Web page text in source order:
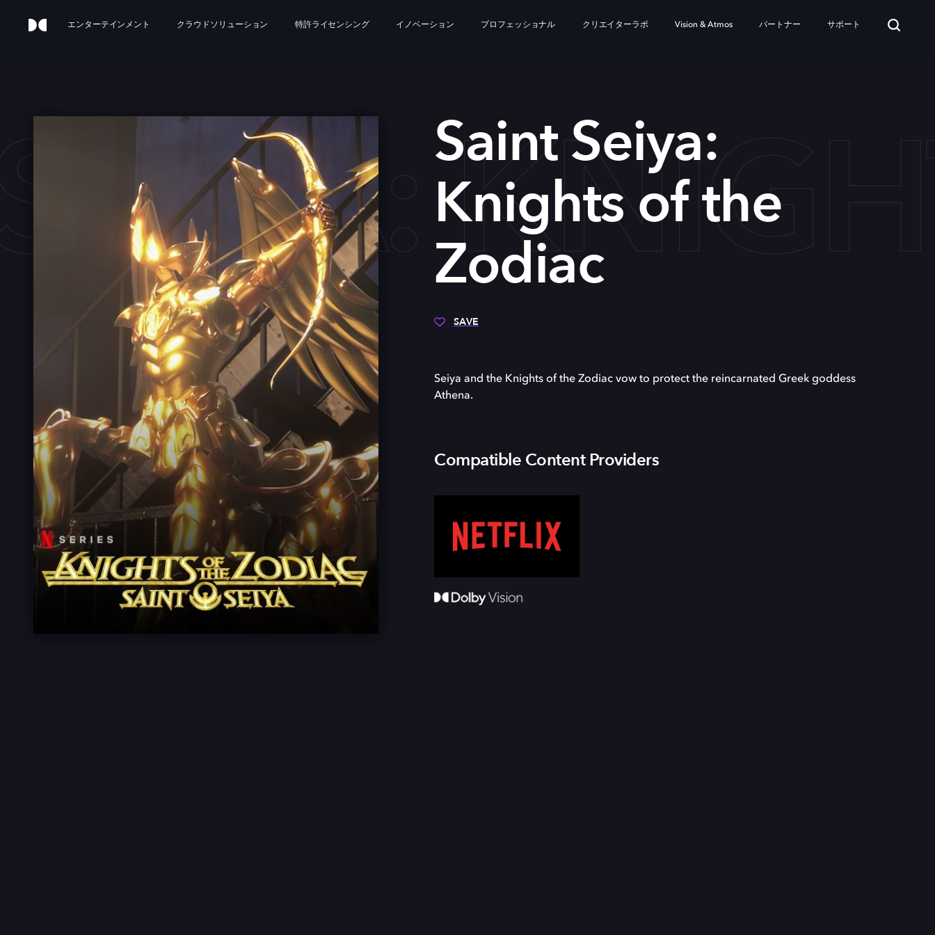
エンターテインメント クラウドソリューション 特許ライセンシング イノベーション プロフェッショナル クリエイターラボ Vision & Atmos パートナー サポート
Saint Seiya:
Knights of the
Zodiac
SAVE
Seiya and the Knights of the Zodiac vow to protect the reincarnated Greek goddess
Athena.
Compatible Content Providers